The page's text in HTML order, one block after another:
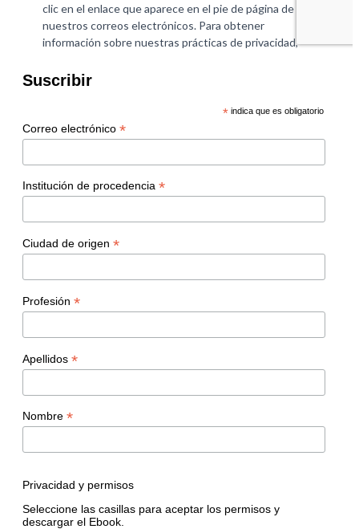
Suscribir
* indica que es obligatorio
Correo electrónico *
Institución de procedencia *
Ciudad de origen *
Profesión *
Apellidos *
Nombre *
Privacidad y permisos
Seleccione las casillas para aceptar los permisos y
descargar el Ebook.